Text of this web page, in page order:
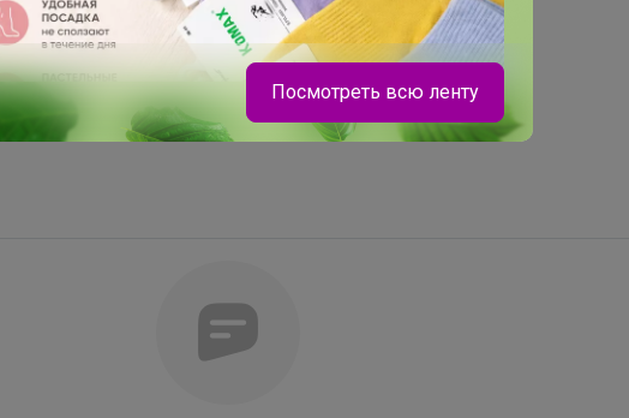
бордюрах, рабатках.
Посмотреть всю ленту